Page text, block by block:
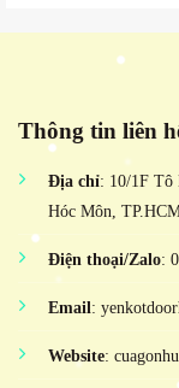
Thông tin liên
Địa chỉ: 10/1F Tô
Hóc Môn,
Điện thoại/Zalo:
Email:
Website: